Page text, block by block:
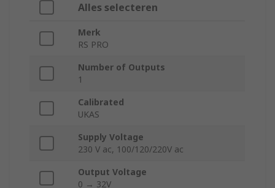
Alles selecteren
Merk
RS PRO
Number of Outputs
1
Calibrated
UKAS
Supply Voltage
230 V ac, 100/120/220V ac
Output Voltage
0 → 32V